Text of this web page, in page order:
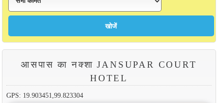
आसपास का नक्शा JANSUPAR COURT
HOTEL
GPS: 19.903451,99.823304